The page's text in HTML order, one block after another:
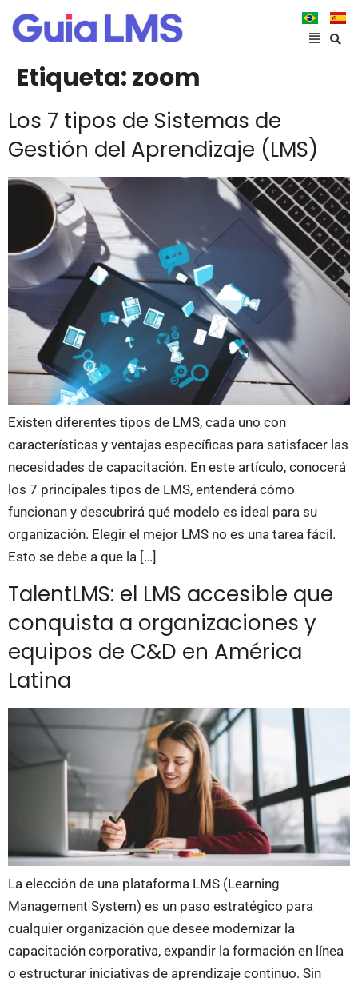
Etiqueta:zoom
Los 7 tipos de Sistemas de
Gestión del Aprendizaje (LMS)
Existen diferentes tipos de LMS, cada uno con
características y ventajas específicas para satisfacer las
necesidades de capacitación. En este artículo, conocerá
los 7 principales tipos de LMS, entenderá cómo
funcionan y descubrirá qué modelo es ideal para su
organización. Elegir el mejor LMS no es una tarea fácil.
Esto se debe a que la […]
TalentLMS: el LMS accesible que
conquista a organizaciones y
equipos de C&D en América
Latina
La elección de una plataforma LMS (Learning
Management System) es un paso estratégico para
cualquier organización que desee modernizar la
capacitación corporativa, expandir la formación en línea
o estructurar iniciativas de aprendizaje continuo. Sin